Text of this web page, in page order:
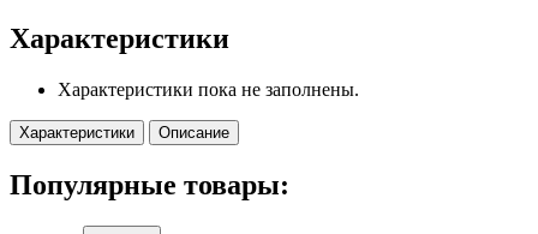
Характеристики
Характеристики пока не заполнены.
Характеристики Описание
Популярные товары: